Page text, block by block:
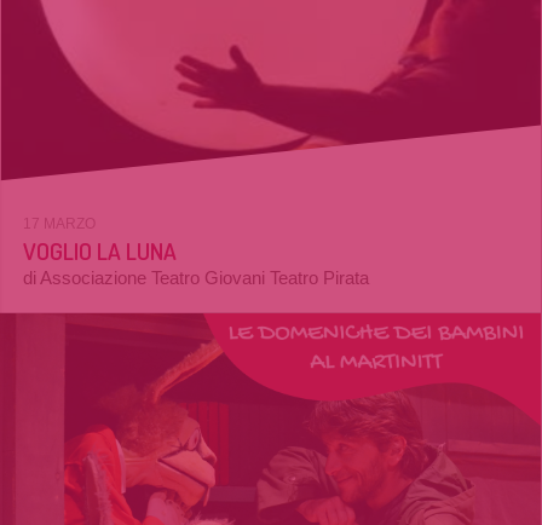
17 MARZO
VOGLIO LA LUNA
di Associazione Teatro Giovani Teatro Pirata